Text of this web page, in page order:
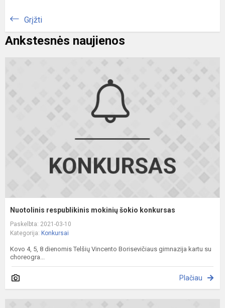
Grįžti
Ankstesnės naujienos
Nuotolinis respublikinis mokinių šokio konkursas
Paskelbta: 2021-03-10
Kategorija: Konkursai
Kovo 4, 5, 8 dienomis Telšių Vincento Borisevičiaus gimnazija kartu su
choreogra...
Plačiau